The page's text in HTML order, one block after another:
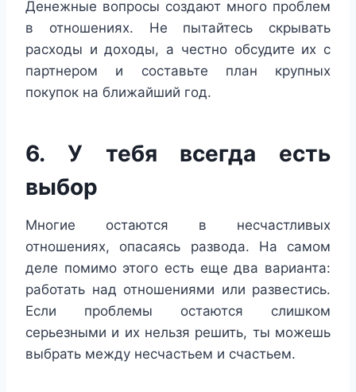
Денежные вопросы создают много проблем
в отношениях. Не пытайтесь скрывать
расходы и доходы, а честно обсудите их с
партнером и составьте план крупных
покупок на ближайший год.
6. У тебя всегда есть
выбор
Многие остаются в несчастливых
отношениях, опасаясь развода. На самом
деле помимо этого есть еще два варианта:
работать над отношениями или развестись.
Если проблемы остаются слишком
серьезными и их нельзя решить, ты можешь
выбрать между несчастьем и счастьем.